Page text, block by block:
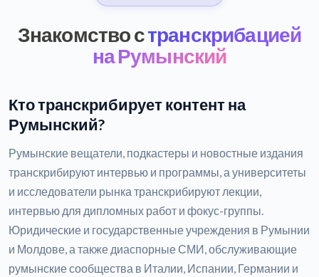
Знакомство странскрибацией
на Румынский
Кто транскрибирует контент на
Румынский?
Румынские вещатели, подкастеры и новостные издания
транскрибируют интервью и программы, а университеты
и исследователи рынка транскрибируют лекции,
интервью для дипломных работ и фокус-группы.
Юридические и государственные учреждения в Румынии
и Молдове, а также диаспорные СМИ, обслуживающие
румынские сообщества в Италии, Испании, Германии и